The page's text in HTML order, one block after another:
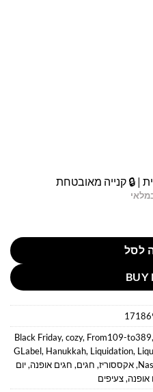
| 🔒 קנייה מאובטחת
נאש
לסל
BUY
Black Friday, cozy, From109-to389,
GLabel, Hanukkah, Liquidation,
,אקססוריז, חגים, חגים אופנה,יום
,צעיפים